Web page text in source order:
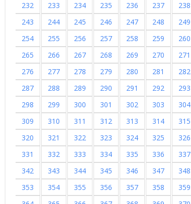
232
233 234 235 236 237 238
243
244 245 246 247 248 249
254
255 256 257 258 259 260
265
266 267 268 269 270 271
276
277 278 279 280 281 282
287
288 289 290 291 292 293
298
299 300 301 302 303 304
309
310 311 312 313 314 315
320
321 322 323 324 325 326
331
332 333 334 335 336 337
342
343 344 345 346 347 348
353
354 355 356 357 358 359